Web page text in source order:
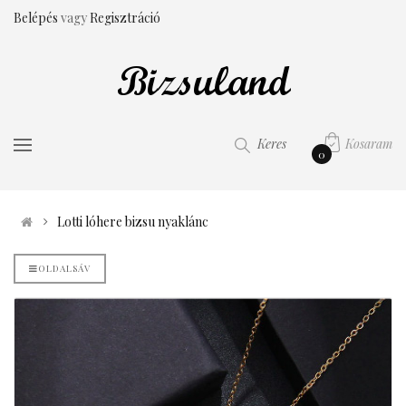
Belépés vagyRegisztráció
Kosaram
0
Keres
Lotti lóhere bizsu nyaklánc
OLDALSÁV